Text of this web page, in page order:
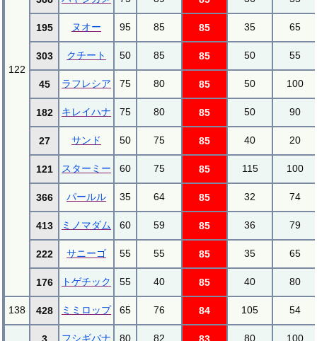
122
195 ヌオー 95 85 85 35 65
303 クチート 50 85 85 50 55
45 ラフレシア 75 80 85 50 100
182 キレイハナ 75 80 85 50 90
27 サンド 50 75 85 40 20
121 スターミー 60 75 85 115 100
366 パールル 35 64 85 32 74
413 ミノマダム 60 59 85 36 79
222 サニーゴ 55 55 85 35 65
176 トゲチック 55 40 85 40 80
138 428 ミミロップ 65 76 84 105 54
3 フシギバナ 80 82 83 80 100